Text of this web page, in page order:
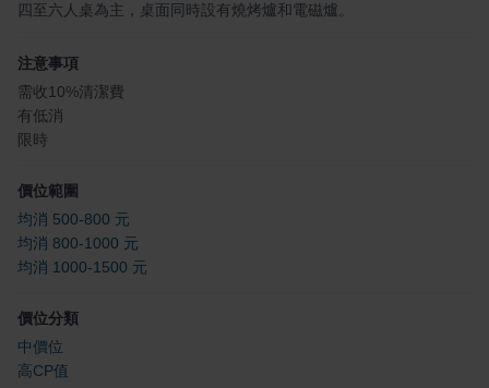
四至六人桌為主，桌面同時設有燒烤爐和電磁爐。
注意事項
需收10%清潔費
有低消
限時
價位範圍
均消 500-800 元
均消 800-1000 元
均消 1000-1500 元
價位分類
中價位
高CP值